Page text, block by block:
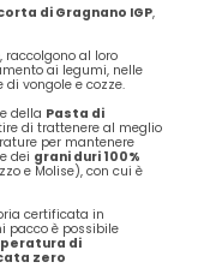
di Gragnano IGP,
raccolgono al loro
ai legumi, nelle
vongole e cozze.
della Pasta di
di trattenere al meglio
per mantenere
dei grani duri 100%
e Molise), con cui è
certificata in
pacco è possibile
di
zero